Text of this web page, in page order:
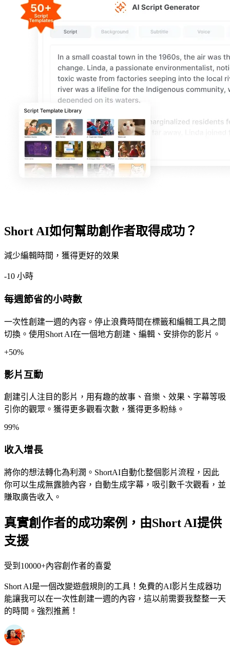
Short AI如何幫助創作者取得成功？
減少編輯時間，獲得更好的效果
-10 小時
每週節省的小時數
一次性創建一週的內容。停止浪費時間在標籤和編輯工具之間
切換。使用Short AI在一個地方創建、編輯、安排你的影片。
+50%
影片互動
創建引人注目的影片，用有趣的故事、音樂、效果、字幕等吸
引你的觀眾。獲得更多觀看次數，獲得更多粉絲。
99%
收入增長
將你的想法轉化為利潤。ShortAI自動化整個影片流程，因此
你可以生成無露臉內容，自動生成字幕，吸引數千次觀看，並
賺取廣告收入。
真實創作者的成功案例，由Short AI提供
支援
受到10000+內容創作者的喜愛
Short AI是一個改變遊戲規則的工具！免費的AI影片生成器功
能讓我可以在一次性創建一週的內容，這以前需要我整整一天
的時間。強烈推薦！